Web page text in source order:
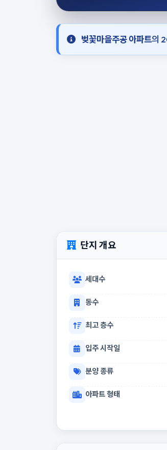
벚꽃마을주공 아파트의
단지 개요
세대수
동수
최고 층수
입주 시작일
분양 종류
아파트 형태